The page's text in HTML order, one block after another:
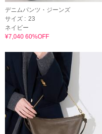
デニムパンツ・ジーンズ
サイズ : 23
ネイビー
¥7,040 60%OFF